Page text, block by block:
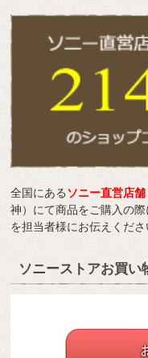
全国にあるソニー直営店舗
神）にて商品をご購入の
を担当者様にお伝えくだ
ソニーストアお買い